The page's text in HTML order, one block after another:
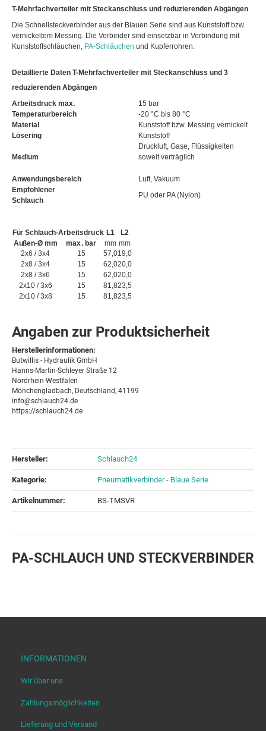
T-Mehrfachverteiler mit Steckanschluss und reduzierenden Abgängen
Die Schnellsteckverbinder aus der Blauen Serie sind aus Kunststoff bzw.
vernickeltem Messing. Die Verbinder sind einsetzbar in Verbindung mit
Kunststoffschläuchen, PA-Schläuchen und Kupferrohren.
Detaillierte Daten T-Mehrfachverteiler mit Steckanschluss und 3
reduzierenden Abgängen
Arbeitsdruck max.
15 bar
Temperaturbereich
-20 °C bis 80 °C
Material
Kunststoff bzw. Messing vernickelt
Lösering
Kunststoff
Medium
Druckluft, Gase, Flüssigkeiten
soweit verträglich
Anwendungsbereich
Luft, Vakuum
Empfohlener
Schlauch
PU oder PA (Nylon)
Für Schlauch-
Außen-Ø mm
Arbeitsdruck
max. bar
L1
mm
L2
mm
2x6 / 3x4
15 57,019,0
2x8 / 3x4
15 62,020,0
2x8 / 3x6
15 62,020,0
2x10 / 3x6
15 81,823,5
2x10 / 3x8
15 81,823,5
Angaben zur Produktsicherheit
Herstellerinformationen:
Butwillis - Hydraulik GmbH
Hanns-Martin-Schleyer Straße 12
Nordrhein-Westfalen
Mönchengladbach, Deutschland, 41199
info@schlauch24.de
https://schlauch24.de
Hersteller: Schlauch24
Kategorie: Pneumatikverbinder - Blaue Serie
Artikelnummer: BS-TMSVR
PA-SCHLAUCH UND STECKVERBINDER
INFORMATIONEN
Wir über uns
Zahlungsmöglichkeiten
Lieferung und Versand